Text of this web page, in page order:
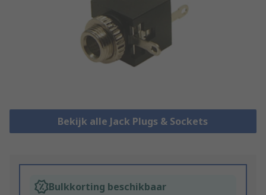
Bekijk alle Jack Plugs & Sockets
Bulkkorting beschikbaar